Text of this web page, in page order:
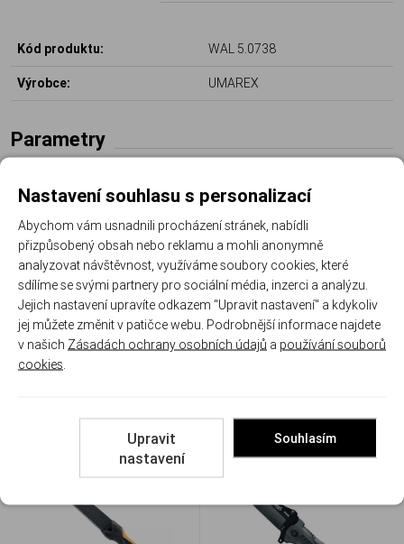
Kód produktu: WAL 5.0738
Výrobce: UMAREX
Parametry
Délka (mm): 260
Výška (mm): 46
Šírka (mm): 21
Materiál čepele: ocel 440C
Délka čepele (mm): 135
Nastavení souhlasu s personalizací
Abychom vám usnadnili procházení stránek, nabídli
přizpůsobený obsah nebo reklamu a mohli anonymně
analyzovat návštěvnost, využíváme soubory cookies, které
sdílíme se svými partnery pro sociální média, inzerci a analýzu.
Jejich nastavení upravíte odkazem "Upravit nastavení" a kdykoliv
jej můžete změnit v patičce webu. Podrobnější informace najdete
v našich Zásadách ochrany osobních údajů a používání souborů
cookies
Upravit
nastavení
Souhlasím